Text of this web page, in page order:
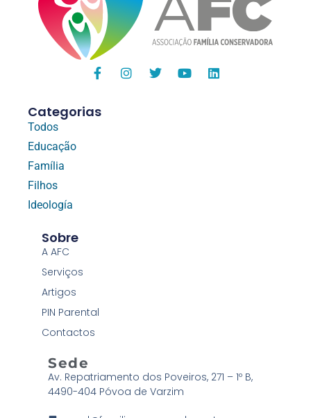
Categorias
Todos
Educação
Família
Filhos
Ideología
Sobre
A AFC
Serviços
Artigos
PIN Parental
Contactos
Sede
Av. Repatriamento dos Poveiros, 271 – 1º B,
4490-404 Póvoa de Varzim